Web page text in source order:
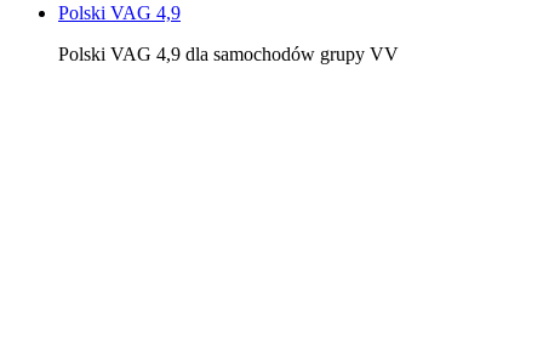
Polski VAG 4,9
Polski VAG 4,9 dla samochodów grupy VV